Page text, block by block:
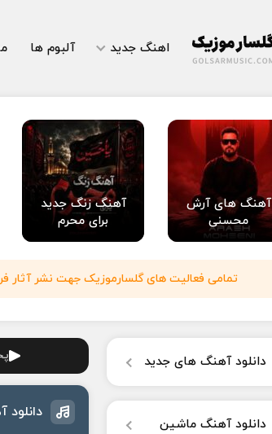
اهنگ جدید آلبوم ها
آهنگ های آرش
محسنی
آهنگ زنگ جدید
برای محرم
تمامی فعالیت های گلسارموزیک جهت نشر آثار
دانلود آهنگ های جدید
دانلود آهنگ ماشین